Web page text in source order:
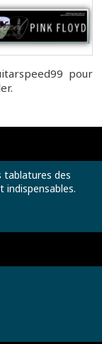
pour
tablatures des
indispensables.